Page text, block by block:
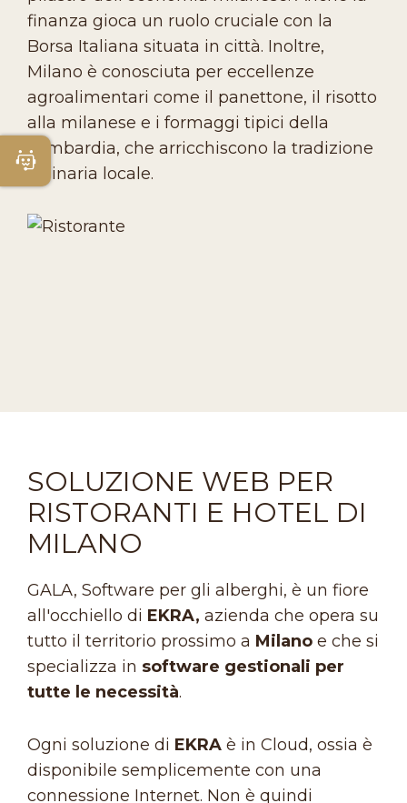
finanza gioca un ruolo cruciale con la
Borsa Italiana situata in città. Inoltre,
Milano è conosciuta per eccellenze
agroalimentari come il panettone, il risotto
alla milanese e i formaggi tipici della
Lombardia, che arricchiscono la tradizione
culinaria locale.
SOLUZIONE WEB PER
RISTORANTI E HOTEL DI
MILANO
GALA, Software per gli alberghi, è un fiore
all'occhiello di EKRA, azienda che opera su
tutto il territorio prossimo a Milano e che si
specializza in software gestionali per
tutte le necessità.
Ogni soluzione di EKRA è in Cloud, ossia è
disponibile semplicemente con una
connessione Internet. Non è quindi
Apri Chatbot